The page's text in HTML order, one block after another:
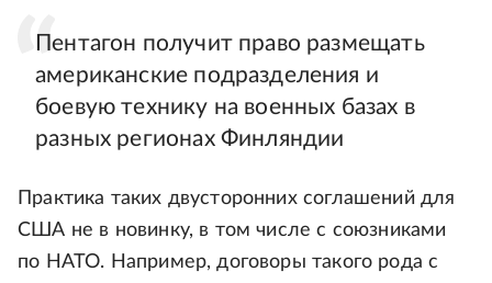
Пентагон получит право размещать
американские подразделения и
боевую технику на военных базах в
разных регионах Финляндии
Практика таких двусторонних соглашений для
США не в новинку, в том числе с союзниками
по НАТО. Например, договоры такого рода с